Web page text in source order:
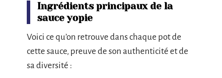
Ingrédients principaux de la
sauce yopie
Voici ce qu’on retrouve dans chaque pot de
cette sauce, preuve de son authenticité et de
sa diversité :